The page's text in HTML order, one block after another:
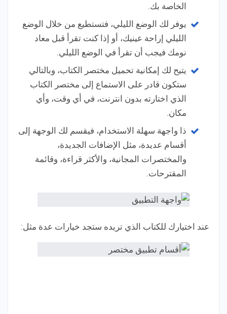
الخاصة بك.
يوفر لك الوضع الليلي، فتستطيع من خلال الوضع
الليلي إراحة عينيك، أو إذا كنت تقرأ قبل معاد
نومك فيجب أن تقرأ في الوضع الليلي.
يتيح لك إمكانية تحميل مختصر الكتاب، وبالتالي
ستكون قادر على الاستماع إلى مختصر الكتاب
الذي اختارته بدون انترنت، في أي وقت، وأي
مكان.
ذا واجهة سهلة الاستخدام، فيقسم لك الوجهة إلى
أقسام عديدة، مثل الإضافات الجديدة،
والمختصرات المجانية، والأكثر قراءة، وقائمة
المقترحات.
عند اختيارك للكتاب الذي تريده ستجد خيارات عدة مثل: